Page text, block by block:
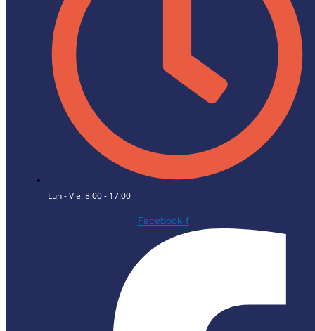
Lun - Vie: 8:00 - 17:00
Facebook-f